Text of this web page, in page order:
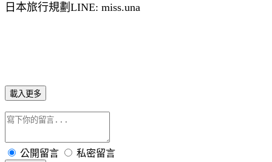
日本旅行規劃LINE: miss.una
載入更多
公開留言 私密留言